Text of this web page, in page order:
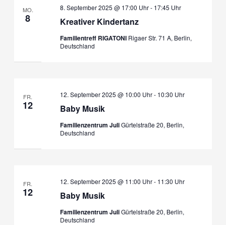
MO.
8 Kreativer Kindertanz
8. September 2025 @ 17:00 Uhr- 17:45 Uhr
Familientreff RIGATONI Rigaer Str. 71 A, Berlin,
Deutschland
FR.
12 Baby Musik
12. September 2025 @ 10:00 Uhr- 10:30 Uhr
Familienzentrum JuliGürtelstraße 20, Berlin,
Deutschland
FR.
12 Baby Musik
12. September 2025 @ 11:00 Uhr- 11:30 Uhr
Familienzentrum JuliGürtelstraße 20, Berlin,
Deutschland